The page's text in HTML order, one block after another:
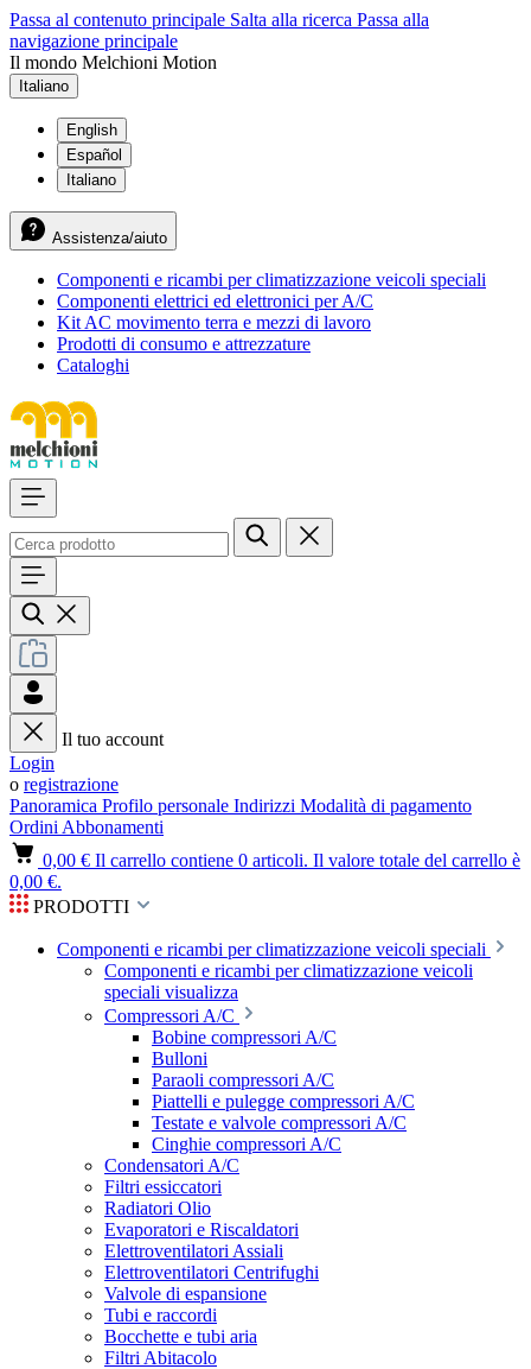
Passa al contenuto principale Salta alla ricerca Passa alla
navigazione principale
Il mondo Melchioni Motion
Italiano
English
Español
Italiano
Assistenza/aiuto
Componenti e ricambi per climatizzazione veicoli speciali
Componenti elettrici ed elettronici per A/C
Kit AC movimento terra e mezzi di lavoro
Prodotti di consumo e attrezzature
Cataloghi
Il tuo account
Login
o registrazione
Panoramica Profilo personale Indirizzi Modalità di pagamento
Ordini Abbonamenti
0,00 € Il carrello contiene 0 articoli. Il valore totale del carrello è
0,00 €.
PRODOTTI
Componenti e ricambi per climatizzazione veicoli speciali
Componenti e ricambi per climatizzazione veicoli
speciali visualizza
Compressori A/C
Bobine compressori A/C
Bulloni
Paraoli compressori A/C
Piattelli e pulegge compressori A/C
Testate e valvole compressori A/C
Cinghie compressori A/C
Condensatori A/C
Filtri essiccatori
Radiatori Olio
Evaporatori e Riscaldatori
Elettroventilatori Assiali
Elettroventilatori Centrifughi
Valvole di espansione
Tubi e raccordi
Bocchette e tubi aria
Filtri Abitacolo